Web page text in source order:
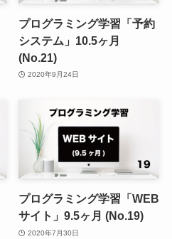
プログラミング学習「予約
システム」10.5ヶ月
(No.21)
2020年9月24日
プログラミング学習「WEB
サイト」9.5ヶ月 (No.19)
2020年7月30日